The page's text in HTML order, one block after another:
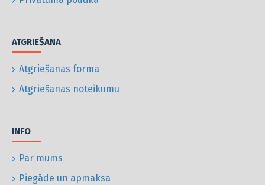
ATGRIEŠANA
Atgriešanas forma
Atgriešanas noteikumu
INFO
Par mums
Piegāde un apmaksa